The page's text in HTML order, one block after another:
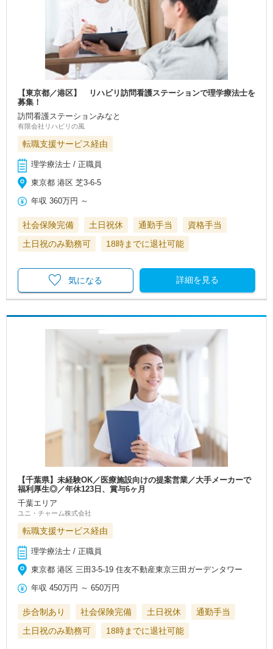
【東京都／港区】 リハビリ訪問看護ステーションで理学療法士を
募集！
訪問看護ステーションみなと
有限会社リハビリの風
転職支援サービス経由
理学療法士 / 正職員
東京都 港区 芝3-6-5
年収 360万円 ～
社会保険完備 土日祝休 通勤手当
資格手当
土日祝のみ勤務可
18時までに退社可能
詳細を見る
気になる
【千葉県】未経験OK／医療施設向けの提案営業／大手メーカーで
福利厚生◎／年休123日、賞与6ヶ月
千葉エリア
ユニ・チャーム株式会社
転職支援サービス経由
理学療法士 / 正職員
東京都 港区 三田3-5-19 住友不動産東京三田ガーデンタワー
年収 450万円 ～650万円
歩合制あり 社会保険完備 土日祝休
通勤手当
土日祝のみ勤務可
18時までに退社可能